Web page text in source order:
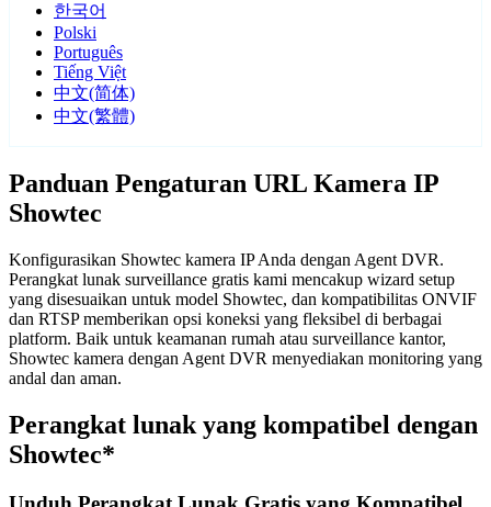
한국어
Polski
Português
Tiếng Việt
中文(简体)
中文(繁體)
Panduan Pengaturan URL Kamera IP
Showtec
Konfigurasikan Showtec kamera IP Anda dengan Agent DVR.
Perangkat lunak surveillance gratis kami mencakup wizard setup
yang disesuaikan untuk model Showtec, dan kompatibilitas ONVIF
dan RTSP memberikan opsi koneksi yang fleksibel di berbagai
platform. Baik untuk keamanan rumah atau surveillance kantor,
Showtec kamera dengan Agent DVR menyediakan monitoring yang
andal dan aman.
Perangkat lunak yang kompatibel dengan
Showtec*